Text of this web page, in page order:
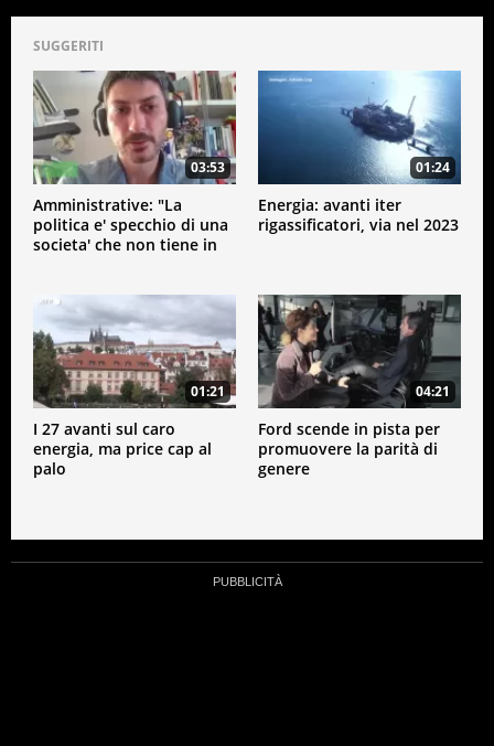
SUGGERITI
03:53
Amministrative: "La
politica e' specchio di una
societa' che non tiene in
01:24
Energia: avanti iter
rigassificatori, via nel 2023
01:21
I 27 avanti sul caro
energia, ma price cap al
palo
04:21
Ford scende in pista per
promuovere la parità di
genere